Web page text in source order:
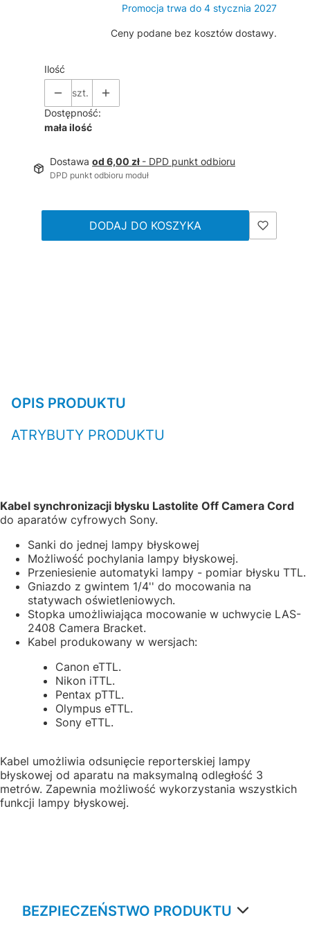
Promocja trwa do 4 stycznia 2027
Ceny podane bez kosztów dostawy.
Ilość
szt.
Dostępność:
mała ilość
Dostawa od 6,00 zł - DPD punkt odbioru
DPD punkt odbioru moduł
DODAJ DO KOSZYKA
OPIS PRODUKTU
ATRYBUTY PRODUKTU
Kabel synchronizacji błysku Lastolite Off Camera Cord
do aparatów cyfrowych Sony.
Sanki do jednej lampy błyskowej
Możliwość pochylania lampy błyskowej.
Przeniesienie automatyki lampy - pomiar błysku TTL.
Gniazdo z gwintem 1/4'' do mocowania na
statywach oświetleniowych.
Stopka umożliwiająca mocowanie w uchwycie LAS-
2408 Camera Bracket.
Kabel produkowany w wersjach:
Canon eTTL.
Nikon iTTL.
Pentax pTTL.
Olympus eTTL.
Sony eTTL.
Kabel umożliwia odsunięcie reporterskiej lampy
błyskowej od aparatu na maksymalną odległość 3
metrów. Zapewnia możliwość wykorzystania wszystkich
funkcji lampy błyskowej.
BEZPIECZEŃSTWO PRODUKTU